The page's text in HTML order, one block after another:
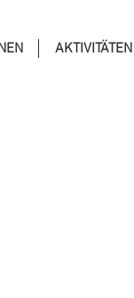
AKTIVITÄTEN